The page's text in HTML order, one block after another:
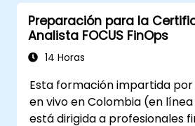
Preparación para la
Analista FOCUS FinOps
14 Horas
Esta formación impartida
en vivo en Colombia (en
está dirigida a profesionales